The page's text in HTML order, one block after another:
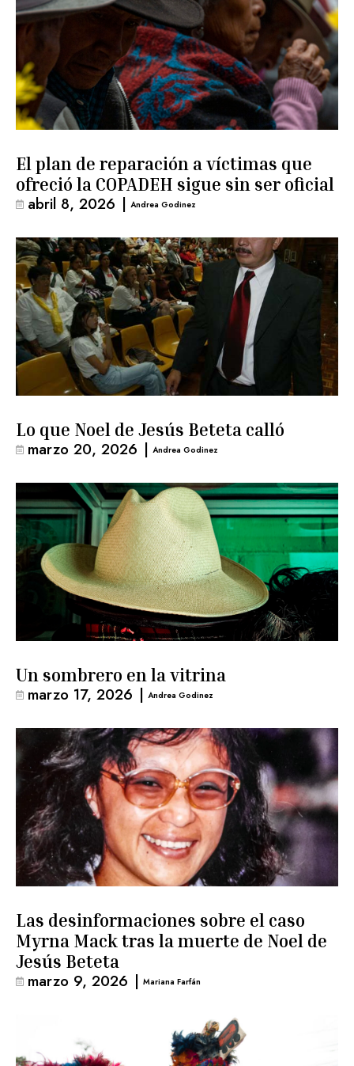
El plan de reparación a víctimas que
ofreció la COPADEH sigue sin ser oficial
abril 8, 2026 | Andrea Godinez
Lo que Noel de Jesús Beteta calló
marzo 20, 2026 | Andrea Godinez
Un sombrero en la vitrina
marzo 17, 2026 | Andrea Godinez
Las desinformaciones sobre el caso
Myrna Mack tras la muerte de Noel de
Jesús Beteta
marzo 9, 2026 | Mariana Farfán